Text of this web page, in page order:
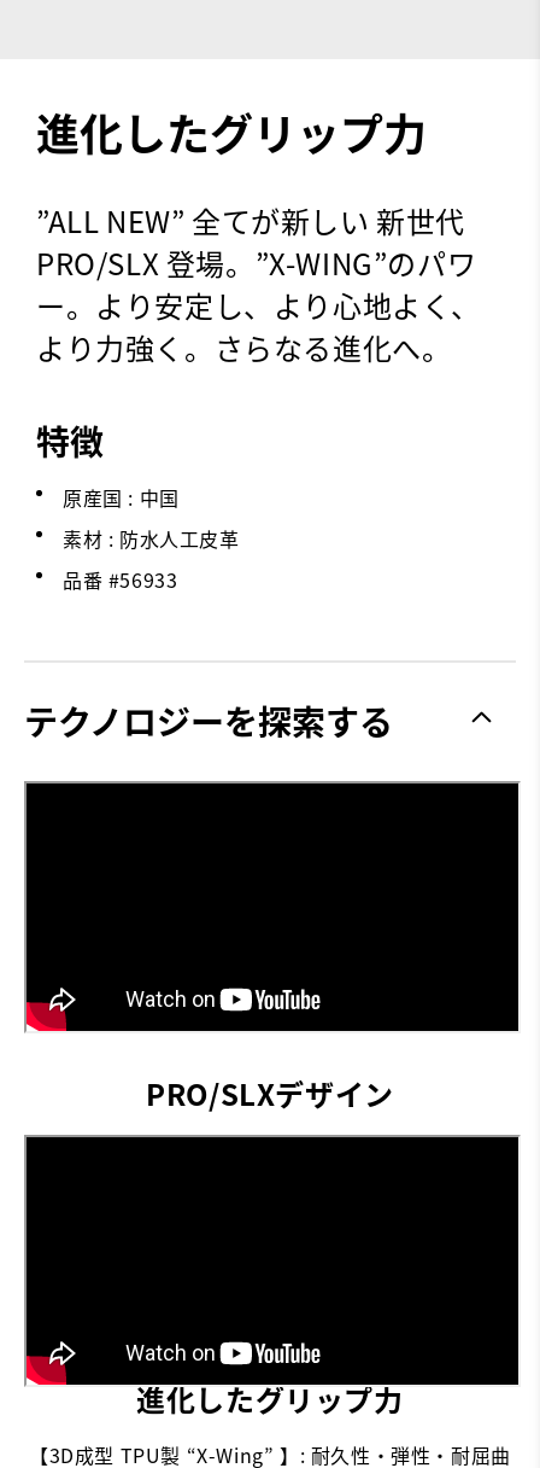
進化したグリップ力
”ALL NEW” 全てが新しい 新世代
PRO/SLX 登場。”X-WING”のパワ
ー。より安定し、より心地よく、
より力強く。さらなる進化へ。
特徴
原産国 : 中国
素材 : 防水人工皮革
品番 #56933
テクノロジーを探索する
PRO/SLXデザイン
進化したグリップ力
【3D成型 TPU製 “X-Wing” 】: 耐久性・弾性・耐屈曲